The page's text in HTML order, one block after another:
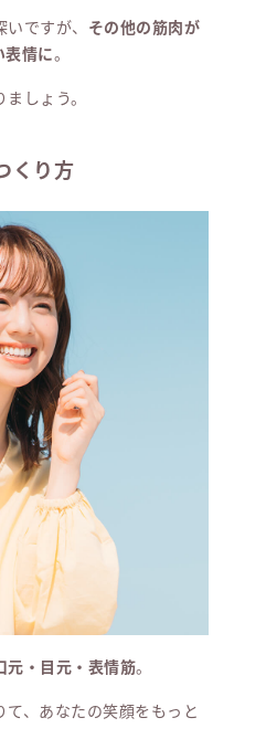
ですが、 その他の筋肉が
表情に。
しょう。
くり方
元・目元・表情筋。
、あなたの笑顔をもっと